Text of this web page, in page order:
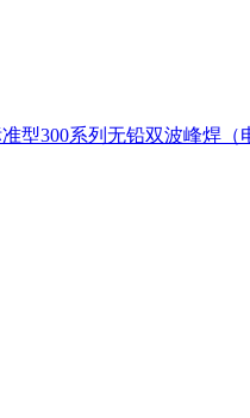
型300系列无铅双波峰焊（